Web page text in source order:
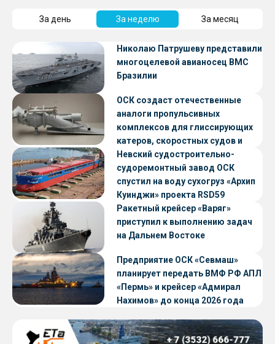
За день За неделю За месяц
Николаю Патрушеву представили
многоцелевой авианосец ВМС
Бразилии
ОСК создаст отечественные
аналоги пропульсивных
комплексов для глиссирующих
катеров, скоростных судов и
судов с малой осадкой
Невский судостроительно-
судоремонтный завод ОСК
спустил на воду сухогруз «Архип
Куинджи» проекта RSD59
Ракетный крейсер «Варяг»
приступил к выполнению задач
на Дальнем Востоке
Предприятие ОСК «Севмаш»
планирует передать ВМФ РФ АПЛ
«Пермь» и крейсер «Адмирал
Нахимов» до конца 2026 года